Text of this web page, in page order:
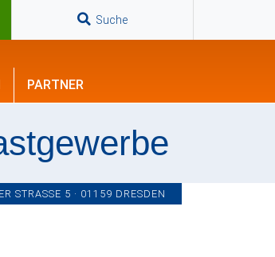
Suche
PARTNER
STRASSE 5 · 01159 DRESDEN